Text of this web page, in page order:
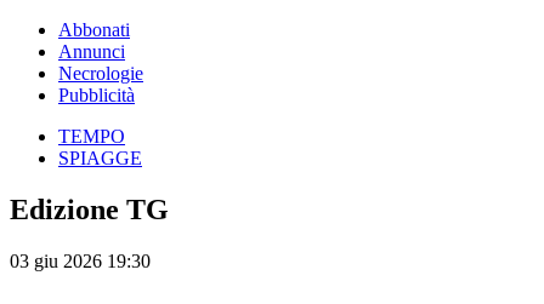
Abbonati
Annunci
Necrologie
Pubblicità
TEMPO
SPIAGGE
Edizione TG
03 giu 2026 19:30